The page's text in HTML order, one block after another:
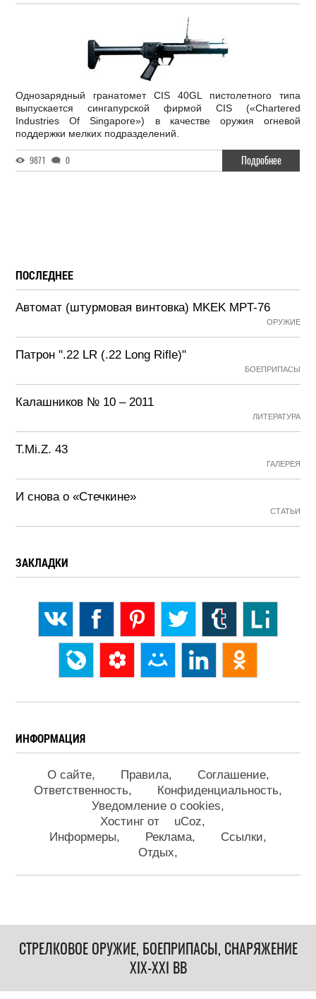
Однозарядный гранатомет CIS 40GL пистолетного типа
выпускается сингапурской фирмой CIS («Chartered
Industries Of Singapore») в качестве оружия огневой
поддержки мелких подразделений.
9871 0 Подробнее
ПОСЛЕДНЕЕ
Автомат (штурмовая винтовка) MKEK MPT-76
ОРУЖИЕ
Патрон ".22 LR (.22 Long Rifle)"
БОЕПРИПАСЫ
Калашников № 10 – 2011
ЛИТЕРАТУРА
T.Mi.Z. 43
ГАЛЕРЕЯ
И снова о «Стечкине»
СТАТЬИ
ЗАКЛАДКИ
ИНФОРМАЦИЯ
О сайте Правила
Соглашение
Ответственность
Конфиденциальность
Уведомление о cookies
Хостинг от
uCoz
Информеры
Реклама
Ссылки
Отдых
СТРЕЛКОВОЕ ОРУЖИЕ, БОЕПРИПАСЫ, СНАРЯЖЕНИЕ
XIX-XXI ВВ